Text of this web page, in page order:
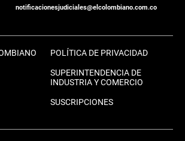
notificacionesjudiciales@elcolombiano.com.co
POLÍTICA DE PRIVACIDAD
SUPERINTENDENCIA DE
INDUSTRIA Y COMERCIO
SUSCRIPCIONES